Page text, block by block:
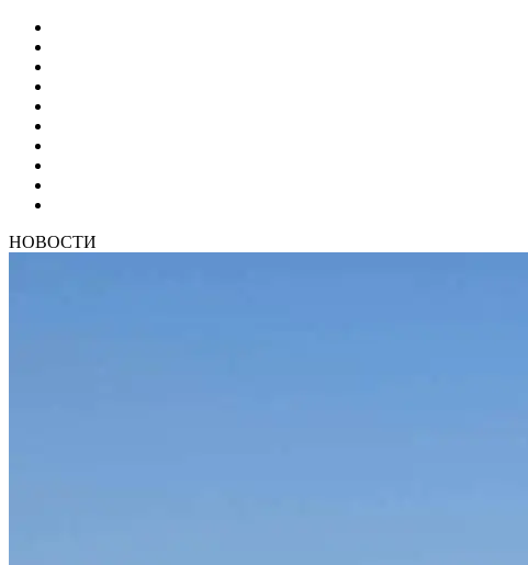
НОВОСТИ